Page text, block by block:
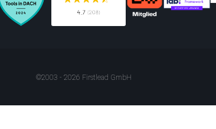
©2003 - 2026 Firstlead GmbH